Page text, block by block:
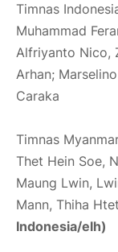
Timnas
Muhammad
Alfriyanto Nico,
Arhan;
Caraka
Timnas
Thet Hein Soe,
Maung Lwin,
Mann, Thiha
Indonesia/elh)